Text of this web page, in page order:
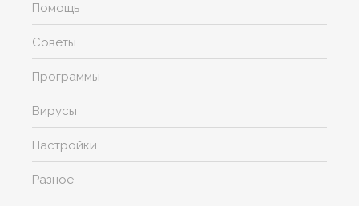
Помощь
Советы
Программы
Вирусы
Настройки
Разное